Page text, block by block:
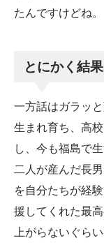
たんですけどね。
とにかく結
一方話はガラッ
生まれ育ち、高
し、今も福島で
二人が産んだ長
を自分たちが経
援してくれた最
上がらないぐら